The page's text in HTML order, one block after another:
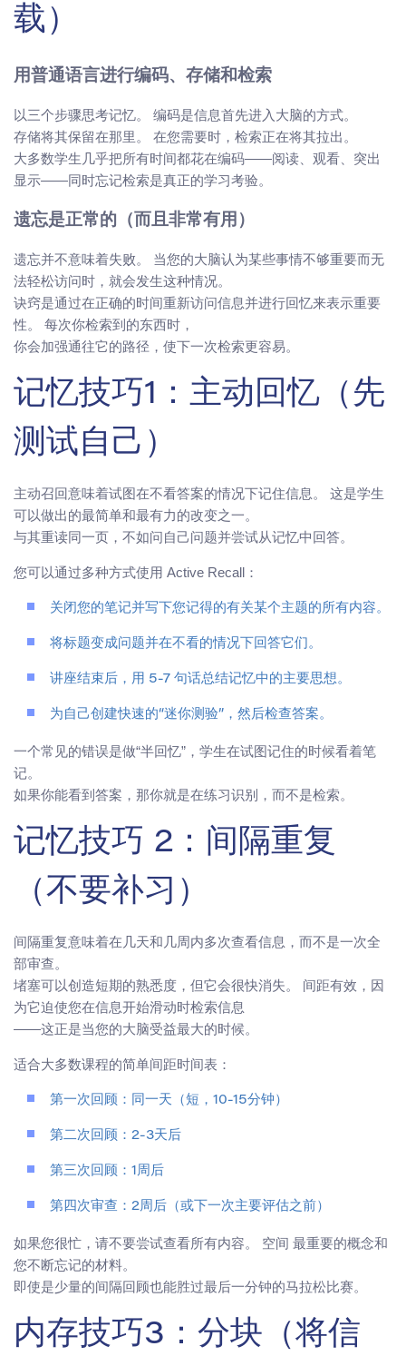
载）
用普通语言进行编码、存储和检索
以三个步骤思考记忆。 编码是信息首先进入大脑的方式。
存储将其保留在那里。 在您需要时，检索正在将其拉出。
大多数学生几乎把所有时间都花在编码——阅读、观看、突出
显示——同时忘记检索是真正的学习考验。
遗忘是正常的（而且非常有用）
遗忘并不意味着失败。 当您的大脑认为某些事情不够重要而无
法轻松访问时，就会发生这种情况。
诀窍是通过在正确的时间重新访问信息并进行回忆来表示重要
性。 每次你检索到的东西时，
你会加强通往它的路径，使下一次检索更容易。
记忆技巧1：主动回忆（先
测试自己）
主动召回意味着试图在不看答案的情况下记住信息。 这是学生
可以做出的最简单和最有力的改变之一。
与其重读同一页，不如问自己问题并尝试从记忆中回答。
您可以通过多种方式使用 Active Recall：
关闭您的笔记并写下您记得的有关某个主题的所有内容。
将标题变成问题并在不看的情况下回答它们。
讲座结束后，用 5-7 句话总结记忆中的主要思想。
为自己创建快速的“迷你测验”，然后检查答案。
一个常见的错误是做“半回忆”，学生在试图记住的时候看着笔
记。
如果你能看到答案，那你就是在练习识别，而不是检索。
记忆技巧 2：间隔重复
（不要补习）
间隔重复意味着在几天和几周内多次查看信息，而不是一次全
部审查。
堵塞可以创造短期的熟悉度，但它会很快消失。 间距有效，因
为它迫使您在信息开始滑动时检索信息
——这正是当您的大脑受益最大的时候。
适合大多数课程的简单间距时间表：
第一次回顾：同一天（短，10-15分钟）
第二次回顾：2-3天后
第三次回顾：1周后
第四次审查：2周后（或下一次主要评估之前）
如果您很忙，请不要尝试查看所有内容。 空间 最重要的概念和
您不断忘记的材料。
即使是少量的间隔回顾也能胜过最后一分钟的马拉松比赛。
内存技巧3：分块（将信